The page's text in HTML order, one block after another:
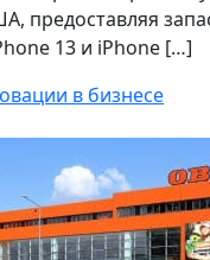
предоставляя
13 и iPhone […]
в бизнесе